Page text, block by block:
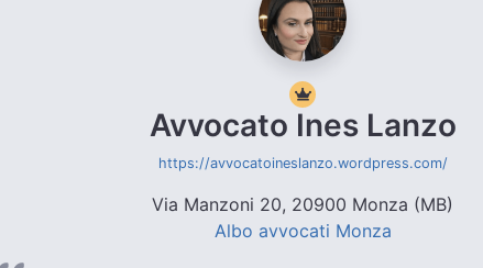
Avvocato Ines Lanzo
https://avvocatoineslanzo.wordpress.com/
Via Manzoni 20, 20900 Monza (MB)
Albo avvocati Monza